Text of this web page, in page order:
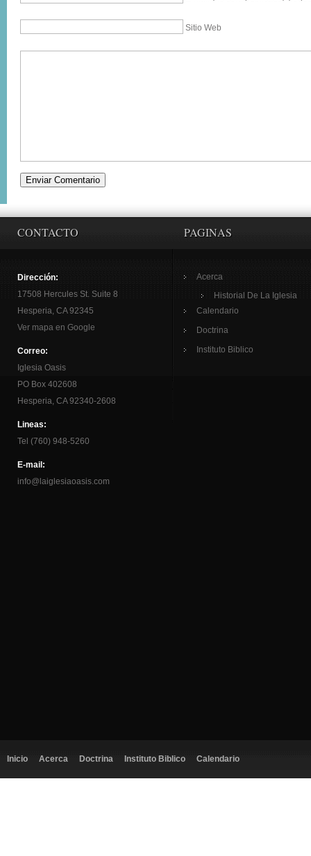
Sitio Web
CONTACTO
Dirección:
17508 Hercules St. Suite 8
Hesperia, CA 92345
Ver mapa en Google
Correo:
Iglesia Oasis
PO Box 402608
Hesperia, CA 92340-2608
Lineas:
Tel (760) 948-5260
E-mail:
info@laiglesiaoasis.com
PAGINAS
Acerca
Historial De La Iglesia
Calendario
Doctrina
Instituto Biblico
Inicio Acerca Doctrina Instituto Biblico Calendario